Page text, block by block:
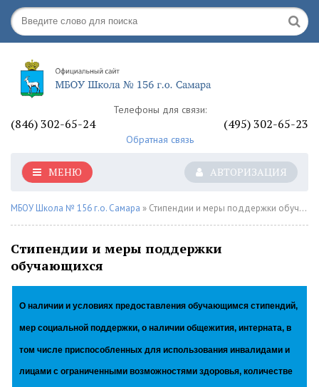
Телефоны для связи:
(846) 302-65-24 (495) 302-65-23
Обратная связь
АВТОРИЗАЦИЯ
МЕНЮ
МБОУ Школа № 156 г.о. Самара » Стипендии и меры поддержки обучающихся
Стипендии и меры поддержки
обучающихся
О наличии и условиях предоставления обучающимся стипендий,
мер социальной поддержки, о наличии общежития, интерната, в
том числе приспособленных для использования инвалидами и
лицами с ограниченными возможностями здоровья, количестве